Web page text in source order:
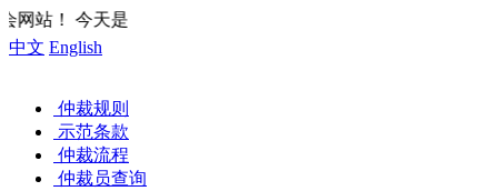
中文 English
仲裁规则
示范条款
仲裁流程
仲裁员查询